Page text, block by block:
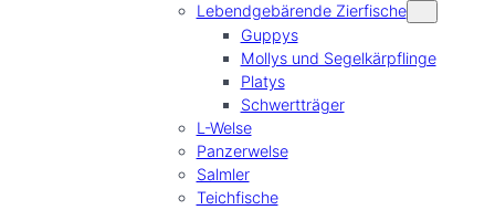
Lebendgebärende Zierfische
Guppys
Mollys und Segelkärpflinge
Platys
Schwertträger
L-Welse
Panzerwelse
Salmler
Teichfische